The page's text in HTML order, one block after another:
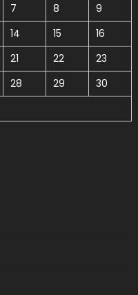
7 8
9
14 15
16
21 22
23
28 29
30